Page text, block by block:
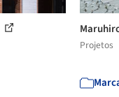
Projetos